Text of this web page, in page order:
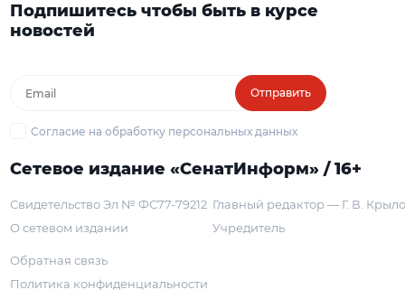
Подпишитесь чтобы быть в курсе
новостей
Отправить
Согласие на обработку персональных данных
Сетевое издание «СенатИнформ» / 16+
Свидетельство Эл № ФС77-79212
О сетевом издании
Главный редактор — Г. В.
Учредитель
Обратная связь
Политика конфиденциальности